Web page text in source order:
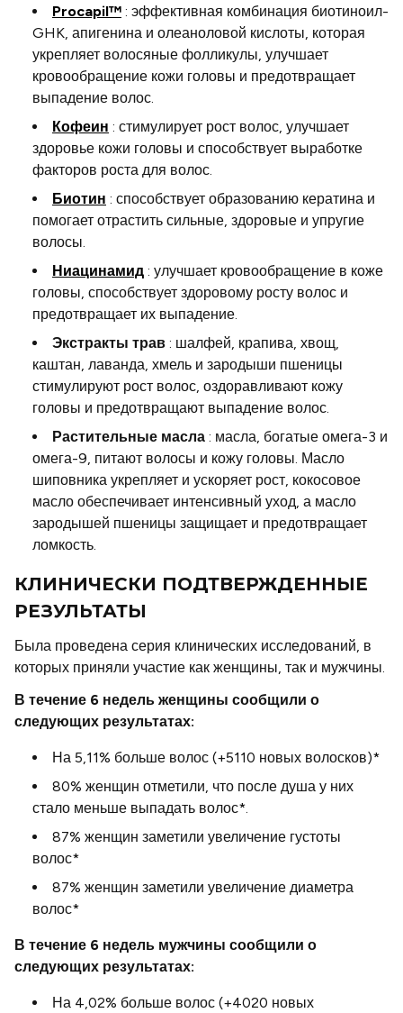
Procapil™ : эффективная комбинация биотиноил-
GHK, апигенина и олеаноловой кислоты, которая
укрепляет волосяные фолликулы, улучшает
кровообращение кожи головы и предотвращает
выпадение волос.
Кофеин : стимулирует рост волос, улучшает
здоровье кожи головы и способствует выработке
факторов роста для волос.
Биотин : способствует образованию кератина и
помогает отрастить сильные, здоровые и упругие
волосы.
Ниацинамид : улучшает кровообращение в коже
головы, способствует здоровому росту волос и
предотвращает их выпадение.
Экстракты трав : шалфей, крапива, хвощ,
каштан, лаванда, хмель и зародыши пшеницы
стимулируют рост волос, оздоравливают кожу
головы и предотвращают выпадение волос.
Растительные масла : масла, богатые омега-3 и
омега-9, питают волосы и кожу головы. Масло
шиповника укрепляет и ускоряет рост, кокосовое
масло обеспечивает интенсивный уход, а масло
зародышей пшеницы защищает и предотвращает
ломкость.
КЛИНИЧЕСКИ ПОДТВЕРЖДЕННЫЕ
РЕЗУЛЬТАТЫ
Была проведена серия клинических исследований, в
которых приняли участие как женщины, так и мужчины.
В течение 6 недель женщины сообщили о
следующих результатах:
На 5,11% больше волос (+5110 новых волосков)*
80% женщин отметили, что после душа у них
стало меньше выпадать волос*.
87% женщин заметили увеличение густоты
волос*
87% женщин заметили увеличение диаметра
волос*
В течение 6 недель мужчины сообщили о
следующих результатах:
На 4,02% больше волос (+4020 новых